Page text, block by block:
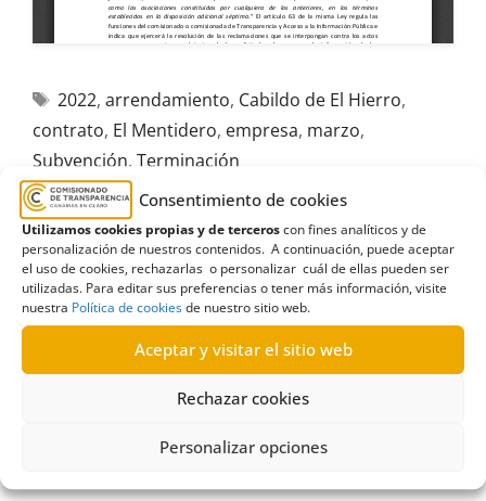
Consentimiento de cookies
Utilizamos cookies propias y de terceroscon fines analíticos y de
personalización de nuestros contenidos. A continuación, puede aceptar
el uso de cookies, rechazarlas o personalizar cuál de ellas pueden ser
utilizadas. Para editar sus preferencias o tener más información, visite
nuestra Política de cookiesde nuestro sitio web.
Aceptar y visitar el sitio web
Rechazar cookies
Personalizar opciones
2022, arrendamiento, Cabildo de El Hierro,
contrato, El Mentidero, empresa, marzo,
Subvención, Terminación
R292/2024
14/10/2024
Los Silos sobre contratos de arrendamiento e
informes técnicos de viviendas|Estimatoria